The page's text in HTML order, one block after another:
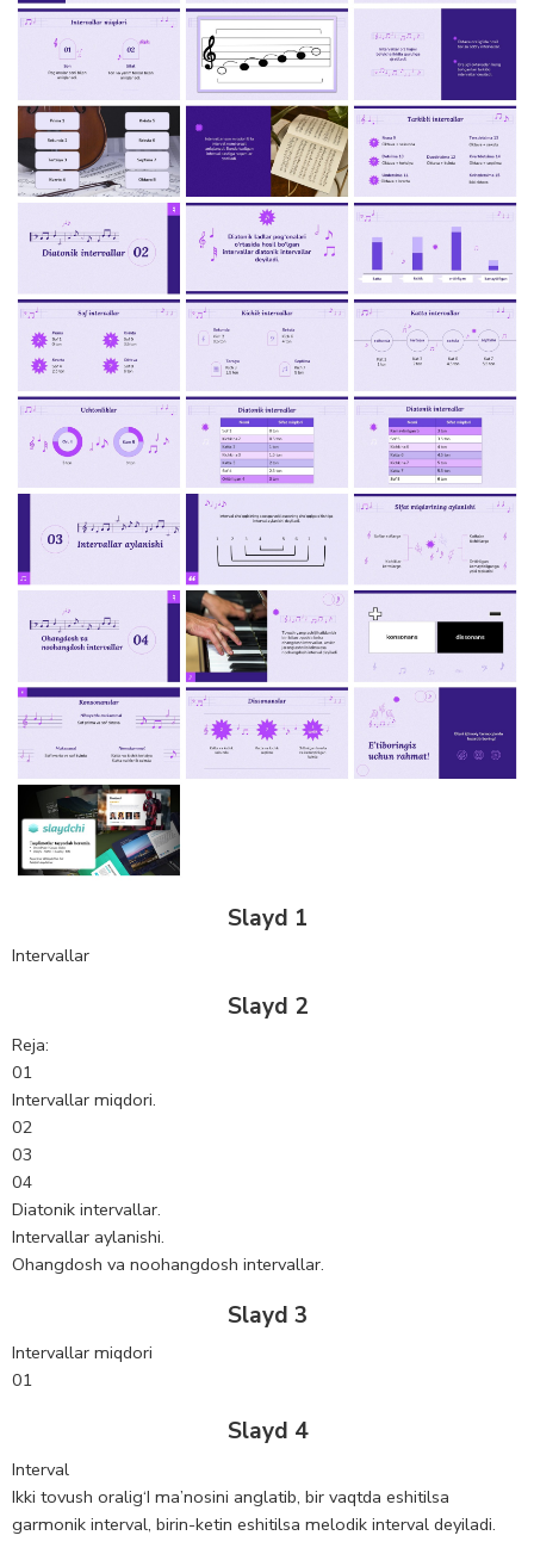
Slayd 1
Intervallar
Slayd 2
Reja:
01
Intervallar miqdori.
02
03
04
Diatonik intervallar.
Intervallar aylanishi.
Ohangdosh va noohangdosh intervallar.
Slayd 3
Intervallar miqdori
01
Slayd 4
Interval
Ikki tovush oralig‘I ma’nosini anglatib, bir vaqtda eshitilsa
garmonik interval, birin-ketin eshitilsa melodik interval deyiladi.